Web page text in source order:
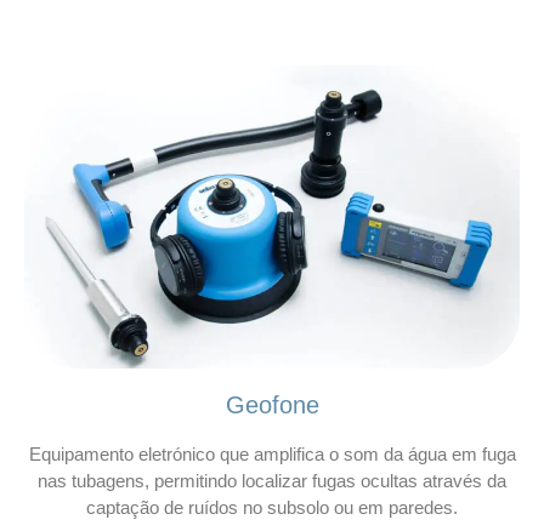
Geofone
Equipamento eletrónico que amplifica o som da água em fuga
nas tubagens, permitindo localizar fugas ocultas através da
captação de ruídos no subsolo ou em paredes.